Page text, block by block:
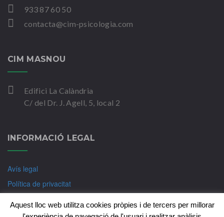
933 87 60 50
contacta@cim-psicologia.com
CIM MASNOU
Edifici La Calàndria
C/ del Dr. J. Agell, 5, local 2
INFORMACIÓ LEGAL
Avís legal
Política de privacitat
Aquest lloc web utilitza cookies pròpies i de tercers per millorar